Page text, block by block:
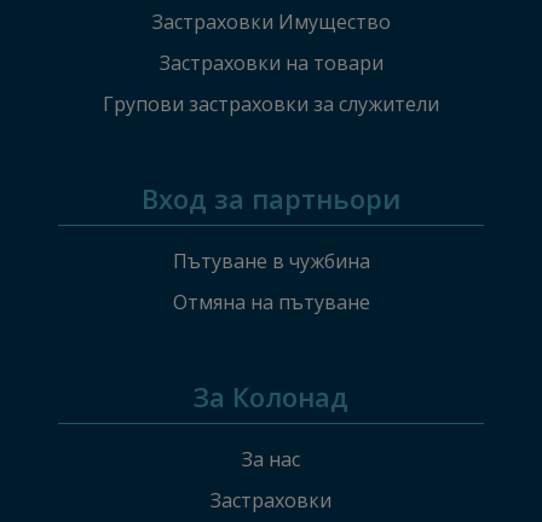
Застраховки Имущество
Застраховки на товари
Групови застраховки за служители
Вход за партньори
Пътуване в чужбина
Отмяна на пътуване
За Колонад
За нас
Застраховки